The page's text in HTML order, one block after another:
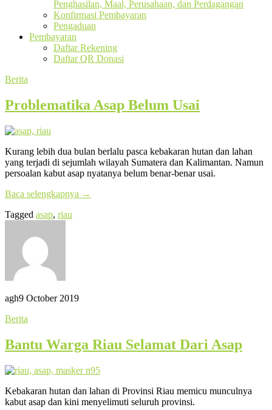
Penghasilan, Maal, Perusahaan, dan Perdagangan
Konfirmasi Pembayaran
Pengaduan
Pembayaran
Daftar Rekening
Daftar QR Donasi
Berita
Problematika Asap Belum Usai
Kurang lebih dua bulan berlalu pasca kebakaran hutan dan lahan
yang terjadi di sejumlah wilayah Sumatera dan Kalimantan. Namun
persoalan kabut asap nyatanya belum benar-benar usai.
Baca selengkapnya →
Tagged asap, riau
agh9 October 2019
Berita
Bantu Warga Riau Selamat Dari Asap
Kebakaran hutan dan lahan di Provinsi Riau memicu munculnya
kabut asap dan kini menyelimuti seluruh provinsi.